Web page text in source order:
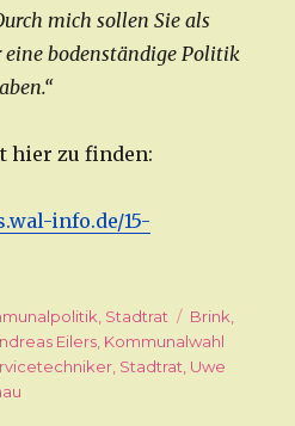
mich sollen Sie als
eine boden­ständige Politik
hier zu finden:
info.de/15-
Stadtrat Brink
Eilers Kommunalwahl
Stadtrat Uwe